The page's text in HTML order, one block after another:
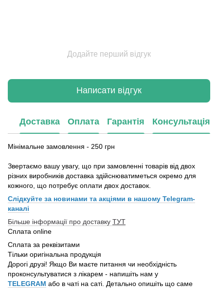
Додайте перший відгук
Написати відгук
Доставка Оплата Гарантія Консультація
Мінімальне замовлення - 250 грн
Звертаємо вашу увагу, що при замовленні товарів від двох
різних виробників доставка здійснюватиметься окремо для
кожного, що потребує оплати двох доставок.
Слідкуйте за новинами та акціями в нашому Telegram-
каналі
Більше інформації про доставку ТУТ
Сплата online
Сплата за реквізитами
Тільки оригінальна продукція
Дорогі друзі! Якщо Ви маєте питання чи необхідність
проконсультуватися з лікарем - напишіть нам у
TELEGRAM або в чаті на саті. Детально опишіть що саме